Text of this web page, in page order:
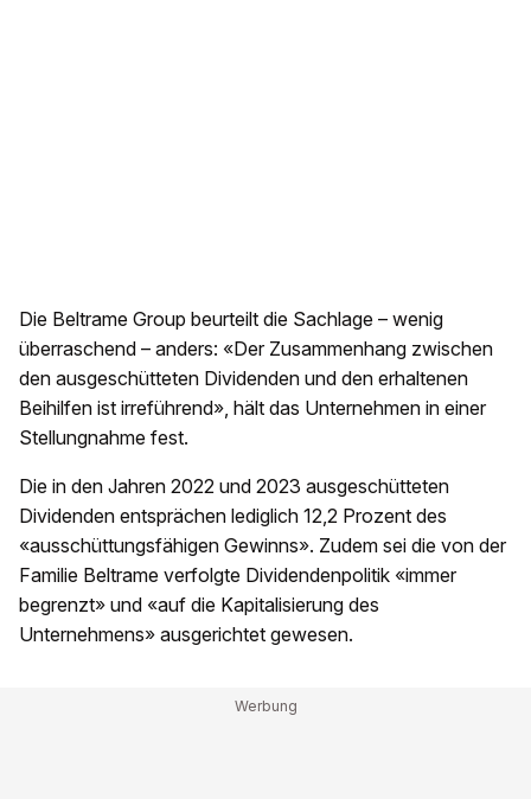
Die Beltrame Group beurteilt die Sachlage – wenig
überraschend – anders: «Der Zusammenhang zwischen
den ausgeschütteten Dividenden und den erhaltenen
Beihilfen ist irreführend», hält das Unternehmen in einer
Stellungnahme fest.
Die in den Jahren 2022 und 2023 ausgeschütteten
Dividenden entsprächen lediglich 12,2 Prozent des
«ausschüttungsfähigen Gewinns». Zudem sei die von der
Familie Beltrame verfolgte Dividendenpolitik «immer
begrenzt» und «auf die Kapitalisierung des
Unternehmens» ausgerichtet gewesen.